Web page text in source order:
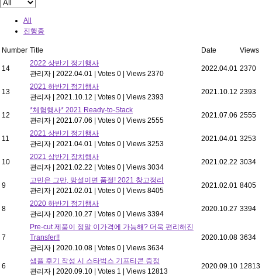
All
진행중
Number Title Date Views
14
2022 상반기 정기행사
관리자
2022.04.01 Votes 0 Views 2370
2022.04.01 2370
13
2021 하반기 정기행사
관리자
2021.10.12 Votes 0 Views 2393
2021.10.12 2393
12
*체험행사* 2021 Ready-to-Stack
관리자
2021.07.06 Votes 0 Views 2555
2021.07.06 2555
11
2021 상반기 정기행사
관리자
2021.04.01 Votes 0 Views 3253
2021.04.01 3253
10
2021 상반기 장치행사
관리자
2021.02.22 Votes 0 Views 3034
2021.02.22 3034
9
고민은 그만, 망설이면 품절! 2021 창고정리
관리자
2021.02.01 Votes 0 Views 8405
2021.02.01 8405
8
2020 하반기 정기행사
관리자
2020.10.27 Votes 0 Views 3394
2020.10.27 3394
7
Pre-cut 제품이 정말 이가격에 가능해? 더욱 편리해진
Transfer!!
관리자
2020.10.08 Votes 0 Views 3634
2020.10.08 3634
6
샘플 후기 작성 시 스타벅스 기프티콘 증정
관리자
2020.09.10 Votes 1 Views 12813
2020.09.10 12813